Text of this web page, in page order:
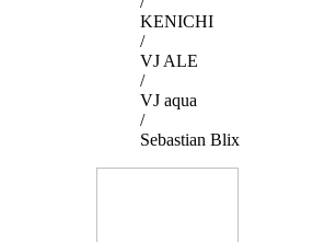
KENICHI
/
VJ ALE
/
VJ aqua
/
Sebastian Blix